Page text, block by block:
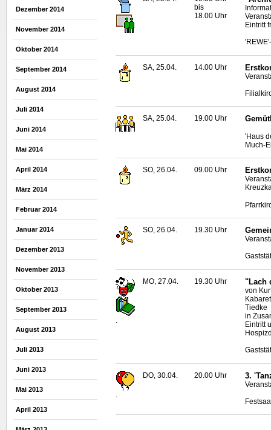
Dezember 2014
November 2014
Oktober 2014
September 2014
August 2014
Juli 2014
Juni 2014
Mai 2014
April 2014
März 2014
Februar 2014
Januar 2014
Dezember 2013
November 2013
Oktober 2013
September 2013
August 2013
Juli 2013
Juni 2013
Mai 2013
April 2013
bis
18.00 Uhr
Eintritt
SA, 25.04. 14.00 Uhr
SA, 25.04. 19.00 Uhr
'Haus
Much-
SO, 26.04. 09.00 Uhr
SO, 26.04. 19.30 Uhr
MO, 27.04. 19.30 Uhr "Lach
von
Tiedke
in
Eintritt
DO, 30.04. 20.00 Uhr 3.